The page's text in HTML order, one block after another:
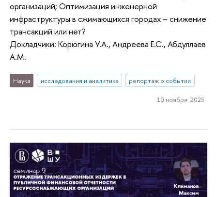
организаций; Оптимизация инженерной
инфраструктуры в сжимающихся городах – снижение
трансакций или нет?
Докладчики: Корюгина У.А., Андреева Е.С., Абдуллаев
А.М.
Наука исследования и аналитика репортаж о событии
10 ноября 2025